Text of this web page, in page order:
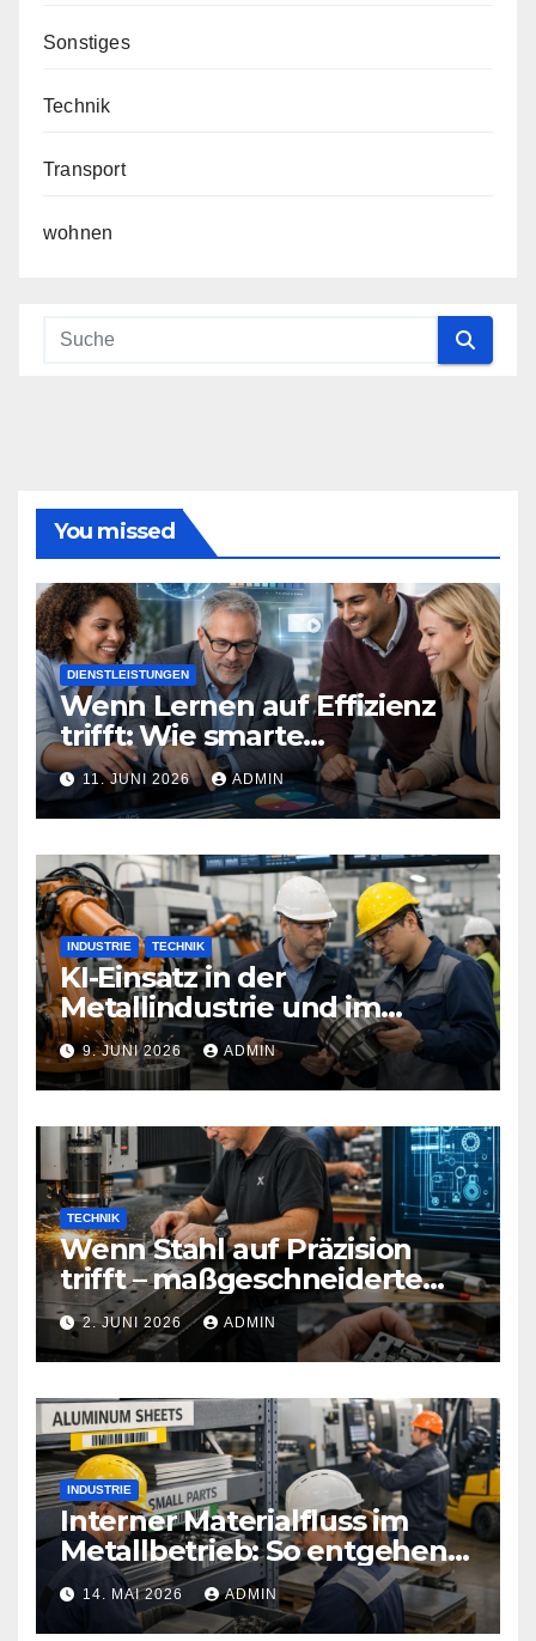
Sonstiges
Technik
Transport
wohnen
You missed
DIENSTLEISTUNGEN
Wenn Lernen auf Effizienz
trifft: Wie smarte
Technologien Weiterbildung
neu definieren
11. JUNI 2026 ADMIN
INDUSTRIE TECHNIK
KI-Einsatz in der
Metallindustrie und im
Maschinenbau
9. JUNI 2026 ADMIN
TECHNIK
Wenn Stahl auf Präzision
trifft – maßgeschneiderte
Sicherheitstechnik, die Türen
neu definiert
2. JUNI 2026 ADMIN
INDUSTRIE
Interner Materialfluss im
Metallbetrieb: So entgehen
Sie teuren
Produktionsstopps
14. MAI 2026 ADMIN